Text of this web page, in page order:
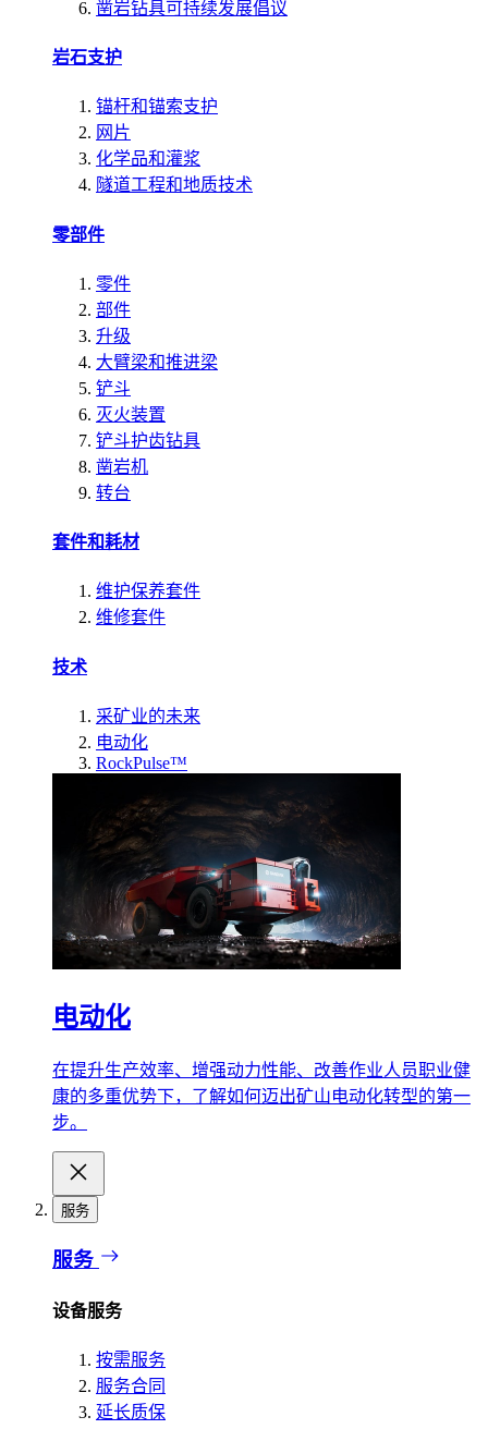
凿岩钻具可持续发展倡议
岩石支护
锚杆和锚索支护
网片
化学品和灌浆
隧道工程和地质技术
零部件
零件
部件
升级
大臂梁和推进梁
铲斗
灭火装置
铲斗护齿钻具
凿岩机
转台
套件和耗材
维护保养套件
维修套件
技术
采矿业的未来
电动化
RockPulse™
电动化
在提升生产效率、增强动力性能、改善作业人员职业健
康的多重优势下，了解如何迈出矿山电动化转型的第一
步。
服务
服务
设备服务
按需服务
服务合同
延长质保